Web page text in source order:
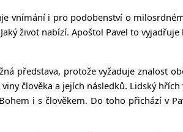
vnímání i pro podobenství o
život nabízí. Apoštol Pavel to
představa, protože vyžaduje znalost
člověka a jejích následků. Lidský
i s člověkem. Do toho přichází v